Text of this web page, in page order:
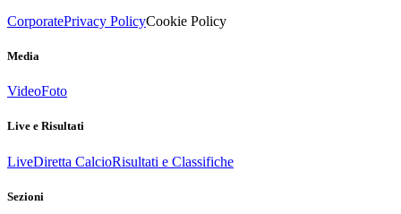
CorporatePrivacy PolicyCookie Policy
Media
VideoFoto
Live e Risultati
LiveDiretta CalcioRisultati e Classifiche
Sezioni